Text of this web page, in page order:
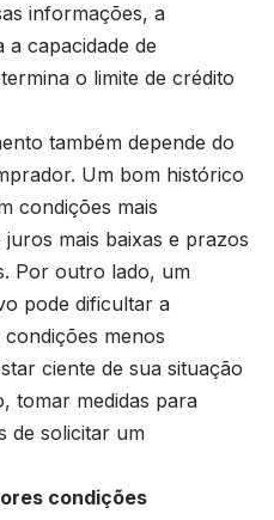
informações, a
a capacidade de
o limite de crédito
também depende do
Um bom histórico
condições mais
mais baixas e prazos
Por outro lado, um
pode dificultar a
menos
ciente de sua situação
tomar medidas para
de solicitar um
condições